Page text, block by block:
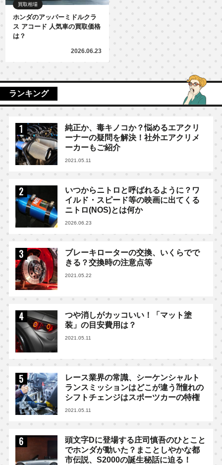
ホンダのアッパーミドルクラ
ス アコード 人気車の買取価格
は？
買取相場
2026.06.23
ランキング
純正か、毒キノコか？悩めるエアクリ
ーナーの疑問を解決！社外エアクリメ
ーカーもご紹介
2021.05.11
いつからニトロと呼ばれるように？ワ
イルド・スピード等の映画に出てくる
ニトロ(NOS)とは何か
2026.06.23
ブレーキローターの交換、いくらでで
きる？交換時の注意点等
2021.05.22
つや消しがカッコいい！「マット塗
装」の目安費用は？
2021.05.11
レース業界の常識、シーケンシャルト
ランスミッションはどこが違う⁈憧れの
シフトチェンジはスポーツカーの特権
2021.05.11
頭文字Dに登場する庄司慎吾のひとこと
でホンダが動いた？まことしやかな都
市伝説、S2000の誕生秘話に迫る！